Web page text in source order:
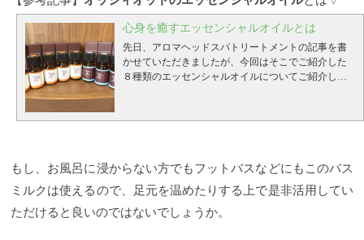
心身を癒すエッセンシャルオイルとは
先日、アロマヘッドスパトリートメントの記事を書
かせていただきましたが、今回はそこでご紹介した
８種類のエッセンシャルオイルについてご紹介した
シャルオイルは 植物の花や果実の皮、樹皮、葉、種
って、その作用や効能が期待でき、マッサージなど
ンバランスの安定などの効果があり、自然な香りで
安全性も高いものです。 アロマオイルは 合成香料を
もし、お風呂に浸からない方でもフットバスなどにもこのバス
ミルクは使えるので、足元を温めたりする上で是非活用してい
ただけると良いのではないでしょうか。